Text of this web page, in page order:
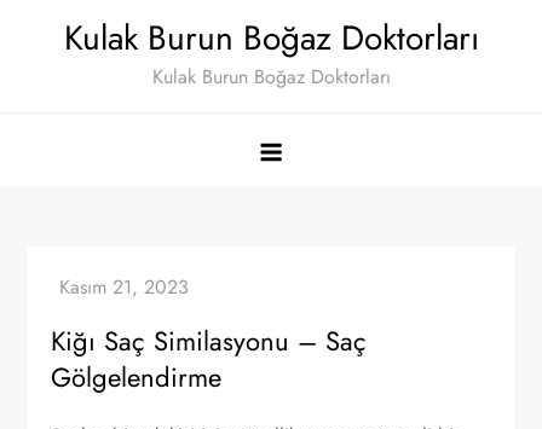
Kulak Burun Boğaz Doktorları
Kulak Burun Boğaz Doktorları
Kiğı Saç Similasyonu – Saç
Gölgelendirme